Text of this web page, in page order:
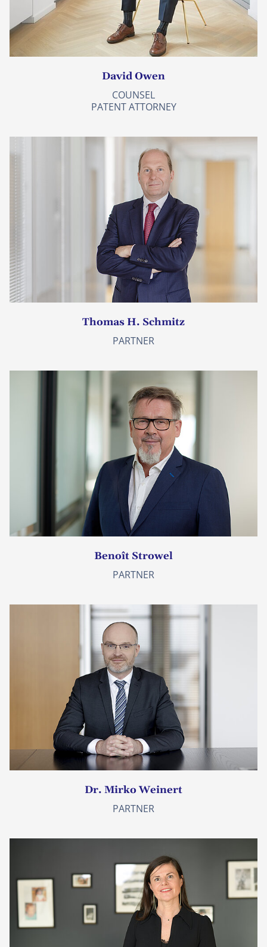
David Owen
COUNSEL
PATENT ATTORNEY
Thomas H. Schmitz
PARTNER
Benoît Strowel
PARTNER
Dr. Mirko Weinert
PARTNER